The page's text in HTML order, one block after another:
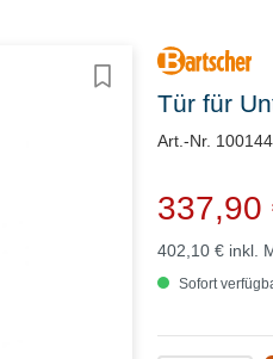
Tür für
Art.-Nr.
337,90
402,10 € inkl.
Sofort